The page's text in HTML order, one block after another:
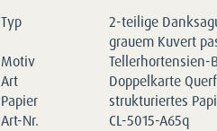
Typ
2-teilige
grauem Kuvert
Motiv
Tellerhortensien-
Art
Doppelkarte
Papier
strukturiertes
Art-Nr.
CL-5015-A65q